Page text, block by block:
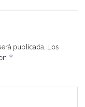
publicada. Los
*